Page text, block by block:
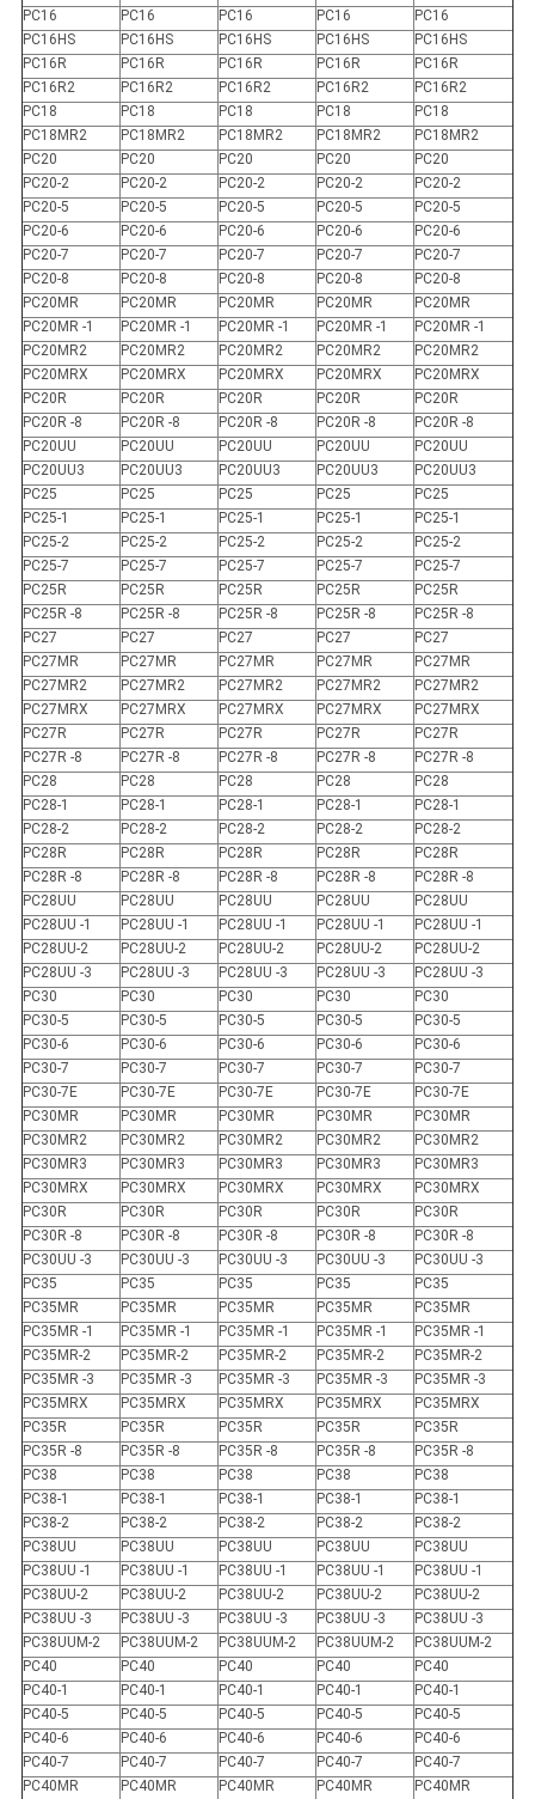
PC16
PC16 PC16 PC16
PC16
PC16HS
PC16HS PC16HS PC16HS
PC16HS
PC16R
PC16R PC16R PC16R
PC16R
PC16R2
PC16R2 PC16R2 PC16R2
PC16R2
PC18
PC18 PC18 PC18
PC18
PC18MR2
PC18MR2 PC18MR2 PC18MR2
PC18MR2
PC20
PC20 PC20 PC20
PC20
PC20-2
PC20-2 PC20-2 PC20-2
PC20-2
PC20-5
PC20-5 PC20-5 PC20-5
PC20-5
PC20-6
PC20-6 PC20-6 PC20-6
PC20-6
PC20-7
PC20-7 PC20-7 PC20-7
PC20-7
PC20-8
PC20-8 PC20-8 PC20-8
PC20-8
PC20MR
PC20MR PC20MR PC20MR
PC20MR
PC20MR -1
PC20MR -1 PC20MR -1 PC20MR -1
PC20MR -1
PC20MR2
PC20MR2 PC20MR2 PC20MR2
PC20MR2
PC20MRX
PC20MRX PC20MRX PC20MRX
PC20MRX
PC20R
PC20R PC20R PC20R
PC20R
PC20R -8
PC20R -8 PC20R -8 PC20R -8
PC20R -8
PC20UU
PC20UU PC20UU PC20UU
PC20UU
PC20UU3
PC20UU3 PC20UU3 PC20UU3
PC20UU3
PC25
PC25 PC25 PC25
PC25
PC25-1
PC25-1 PC25-1 PC25-1
PC25-1
PC25-2
PC25-2 PC25-2 PC25-2
PC25-2
PC25-7
PC25-7 PC25-7 PC25-7
PC25-7
PC25R
PC25R PC25R PC25R
PC25R
PC25R -8
PC25R -8 PC25R -8 PC25R -8
PC25R -8
PC27
PC27 PC27 PC27
PC27
PC27MR
PC27MR PC27MR PC27MR
PC27MR
PC27MR2
PC27MR2 PC27MR2 PC27MR2
PC27MR2
PC27MRX
PC27MRX PC27MRX PC27MRX
PC27MRX
PC27R
PC27R PC27R PC27R
PC27R
PC27R -8
PC27R -8 PC27R -8 PC27R -8
PC27R -8
PC28
PC28 PC28 PC28
PC28
PC28-1
PC28-1 PC28-1 PC28-1
PC28-1
PC28-2
PC28-2 PC28-2 PC28-2
PC28-2
PC28R
PC28R PC28R PC28R
PC28R
PC28R -8
PC28R -8 PC28R -8 PC28R -8
PC28R -8
PC28UU
PC28UU PC28UU PC28UU
PC28UU
PC28UU -1
PC28UU -1 PC28UU -1 PC28UU -1
PC28UU -1
PC28UU-2
PC28UU-2 PC28UU-2 PC28UU-2
PC28UU-2
PC28UU -3
PC28UU -3 PC28UU -3 PC28UU -3
PC28UU -3
PC30
PC30 PC30 PC30
PC30
PC30-5
PC30-5 PC30-5 PC30-5
PC30-5
PC30-6
PC30-6 PC30-6 PC30-6
PC30-6
PC30-7
PC30-7 PC30-7 PC30-7
PC30-7
PC30-7E
PC30-7E PC30-7E PC30-7E
PC30-7E
PC30MR
PC30MR PC30MR PC30MR
PC30MR
PC30MR2
PC30MR2 PC30MR2 PC30MR2
PC30MR2
PC30MR3
PC30MR3 PC30MR3 PC30MR3
PC30MR3
PC30MRX
PC30MRX PC30MRX PC30MRX
PC30MRX
PC30R
PC30R PC30R PC30R
PC30R
PC30R -8
PC30R -8 PC30R -8 PC30R -8
PC30R -8
PC30UU -3
PC30UU -3 PC30UU -3 PC30UU -3
PC30UU -3
PC35
PC35 PC35 PC35
PC35
PC35MR
PC35MR PC35MR PC35MR
PC35MR
PC35MR -1
PC35MR -1 PC35MR -1 PC35MR -1
PC35MR -1
PC35MR-2
PC35MR-2 PC35MR-2 PC35MR-2
PC35MR-2
PC35MR -3
PC35MR -3 PC35MR -3 PC35MR -3
PC35MR -3
PC35MRX
PC35MRX PC35MRX PC35MRX
PC35MRX
PC35R
PC35R PC35R PC35R
PC35R
PC35R -8
PC35R -8 PC35R -8 PC35R -8
PC35R -8
PC38
PC38 PC38 PC38
PC38
PC38-1
PC38-1 PC38-1 PC38-1
PC38-1
PC38-2
PC38-2 PC38-2 PC38-2
PC38-2
PC38UU
PC38UU PC38UU PC38UU
PC38UU
PC38UU -1
PC38UU -1 PC38UU -1 PC38UU -1
PC38UU -1
PC38UU-2
PC38UU-2 PC38UU-2 PC38UU-2
PC38UU-2
PC38UU -3
PC38UU -3 PC38UU -3 PC38UU -3
PC38UU -3
PC38UUM-2
PC38UUM-2 PC38UUM-2 PC38UUM-2
PC38UUM-2
PC40
PC40 PC40 PC40
PC40
PC40-1
PC40-1 PC40-1 PC40-1
PC40-1
PC40-5
PC40-5 PC40-5 PC40-5
PC40-5
PC40-6
PC40-6 PC40-6 PC40-6
PC40-6
PC40-7
PC40-7 PC40-7 PC40-7
PC40-7
PC40MR
PC40MR PC40MR PC40MR
PC40MR